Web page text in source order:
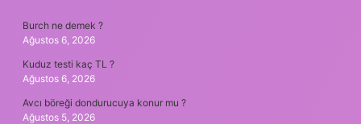
Burch ne demek ?
Ağustos 6, 2026
Kuduz testi kaç TL ?
Ağustos 6, 2026
Avcı böreği dondurucuya konur mu ?
Ağustos 5, 2026